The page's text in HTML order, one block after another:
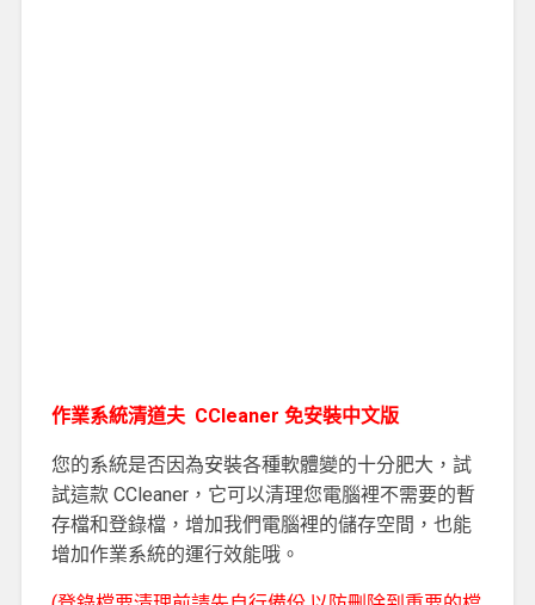
作業系統清道夫 CCleaner 免安裝中文版
您的系統是否因為安裝各種軟體變的十分肥大，試
試這款 CCleaner，它可以清理您電腦裡不需要的暫
存檔和登錄檔，增加我們電腦裡的儲存空間，也能
增加作業系統的運行效能哦。